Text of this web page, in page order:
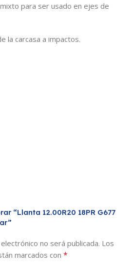
para ser usado en ejes de
la carcasa a impactos.
“Llanta 12.00R20 18PR G677
no será publicada. Los
marcados con *